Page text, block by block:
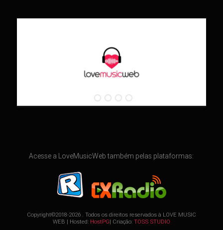
Acesse a LoveMusicWeb também pelas plataformas:
Copyright©2018-2026 . Todos os direitos reservados à LOVE MUSIC
WEB | Hosted: HostPG| Criação: TOSS STUDIO